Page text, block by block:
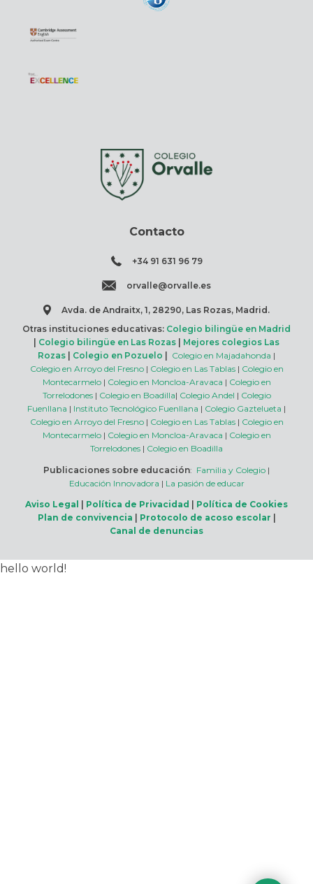
Contacto
+34 91 631 96 79
orvalle@orvalle.es
Avda. de Andraitx, 1, 28290, Las Rozas, Madrid.
Otras instituciones educativas: Colegio bilingüe en Madrid
| Colegio bilingüe en Las Rozas | Mejores colegios Las
Rozas | Colegio en Pozuelo | Colegio en Majadahonda |
Colegio en Arroyo del Fresno| Colegio en Las Tablas| Colegio en
Montecarmelo| Colegio en Moncloa-Aravaca | Colegio en
Torrelodones| Colegio en Boadilla| Colegio Andel | Colegio
Fuenllana | Instituto Tecnológico Fuenllana | Colegio Gaztelueta |
Colegio en Arroyo del Fresno| Colegio en Las Tablas| Colegio en
Montecarmelo| Colegio en Moncloa-Aravaca | Colegio en
Torrelodones | Colegio en Boadilla
Publicaciones sobre educación: Familia y Colegio |
Educación Innovadora | La pasión de educar
Aviso Legal | Política de Privacidad | Política de Cookies
Plan de convivencia | Protocolo de acoso escolar |
Canal de denuncias
hello world!